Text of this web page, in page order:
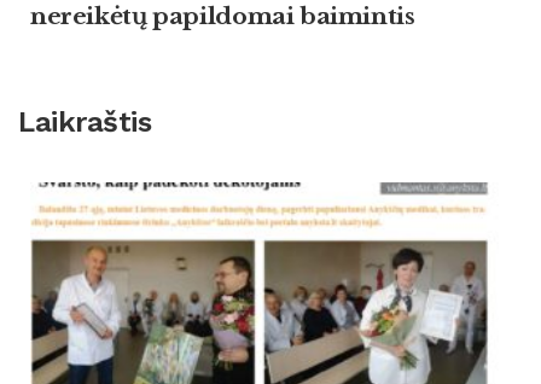
nereikėtų papildomai baimintis
Laikraštis